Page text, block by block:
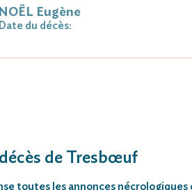
Eugène
Date du décès:
de Tresbœuf
toutes les annonces